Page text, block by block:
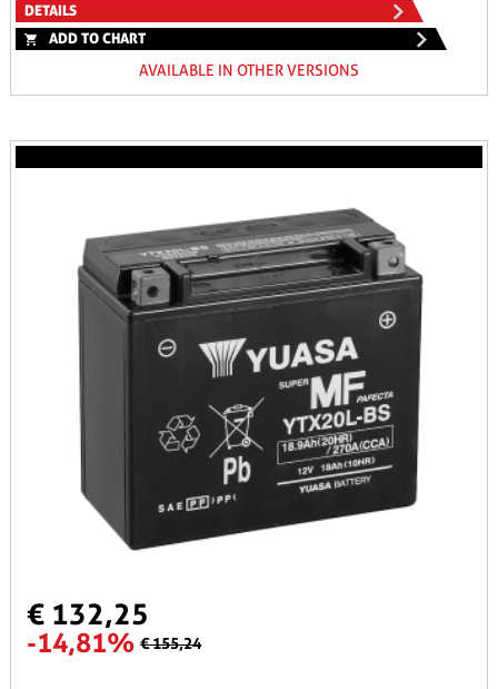
DETAILS
ADD TO CHART
AVAILABLE IN OTHER VERSIONS
€ 132,25
-14,81% € 155,24